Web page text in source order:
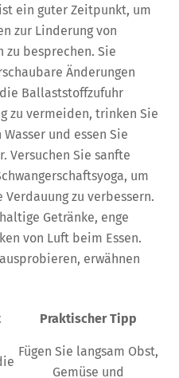
ein guter Zeitpunkt, um
zur Linderung von
zu besprechen. Sie
Änderungen
Ballaststoffzufuhr
zu vermeiden, trinken Sie
und essen Sie
Versuchen Sie sanfte
um
Verdauung zu verbessern.
Getränke, enge
von Luft beim Essen.
erwähnen
Praktischer Tipp
Fügen Sie langsam Obst,
Gemüse und